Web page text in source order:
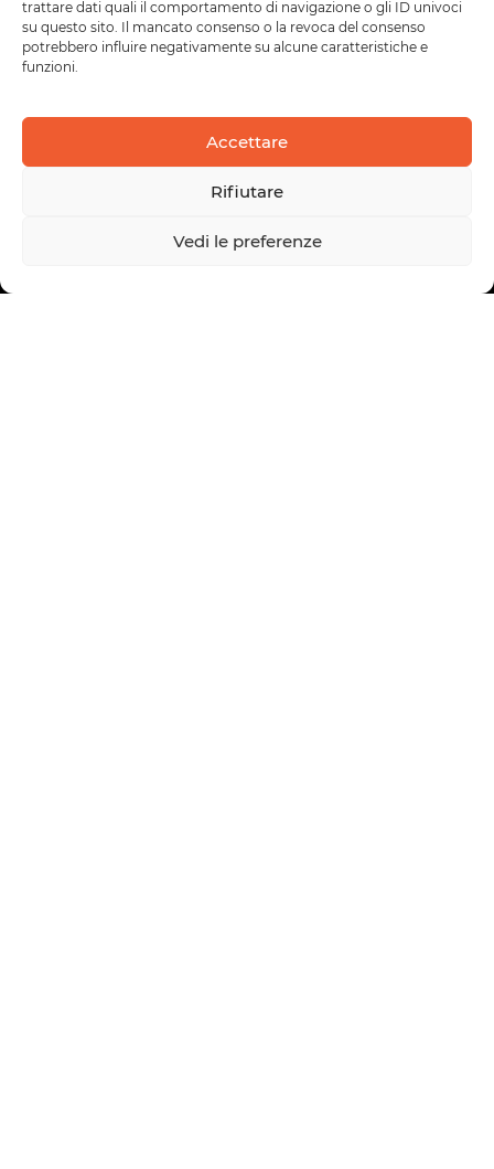
trattare dati quali il comportamento di navigazione o gli ID univoci
su questo sito. Il mancato consenso o la revoca del consenso
potrebbero influire negativamente su alcune caratteristiche e
funzioni.
Accettare
Rifiutare
Vedi le preferenze